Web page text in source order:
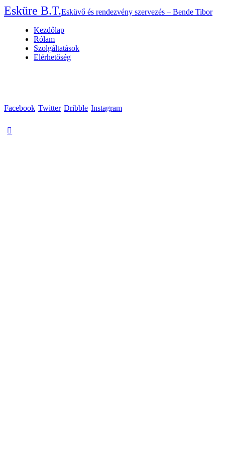
Esküre B.T.Esküvő és rendezvény szervezés – Bende Tibor
Kezdőlap
Rólam
Szolgáltatások
Elérhetőség
Facebook Twitter Dribble Instagram